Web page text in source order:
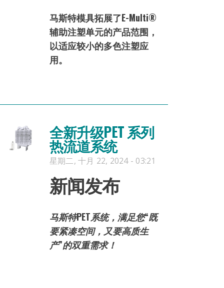
马斯特模具拓展了E-Multi®
辅助注塑单元的产品范围，
以适应较小的多色注塑应
用。
全新升级PET 系列
热流道系统
星期二, 十月 22, 2024 - 03:21
新闻发布
马斯特PET系统，满足您“既
要紧凑空间，又要高质生
产”的双重需求！